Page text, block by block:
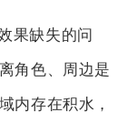
果缺失的问
角色、周边是
内存在积水，